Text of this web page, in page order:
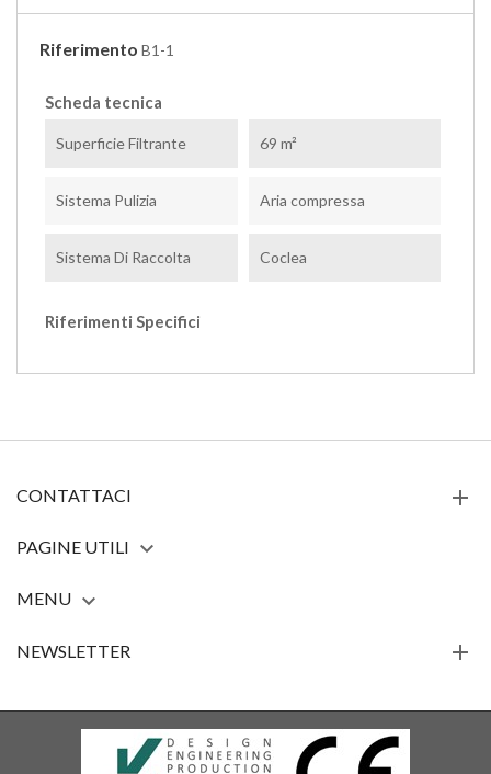
Riferimento B1-1
Scheda tecnica
Superficie Filtrante 69 m²
Sistema Pulizia Aria compressa
Sistema Di Raccolta Coclea
Riferimenti Specifici
CONTATTACI
PAGINE UTILI 
MENU 
NEWSLETTER